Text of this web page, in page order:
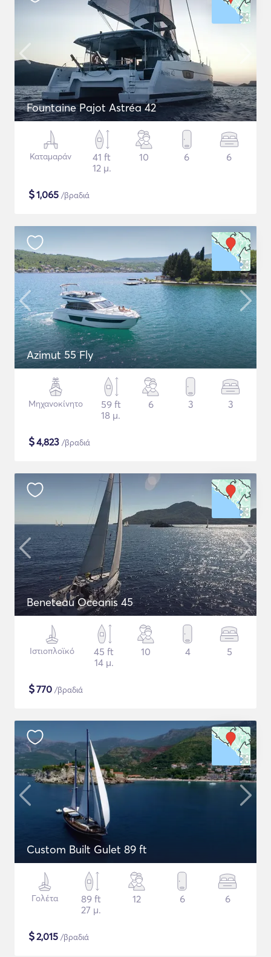
Fountaine Pajot Astréa 42
Καταμαράν
41 ft
12 μ.
10 6 6
$1,065 /βραδιά
Azimut 55 Fly
Μηχανοκίνητο
59 ft
18 μ.
6 3 3
$4,823 /βραδιά
Beneteau Oceanis 45
Ιστιοπλοϊκό
45 ft
14 μ.
10 4 5
$770 /βραδιά
Custom Built Gulet 89 ft
Γολέτα
89 ft
27 μ.
12 6 6
$2,015 /βραδιά